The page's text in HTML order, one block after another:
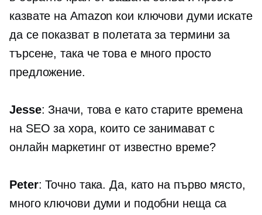
казвате на Amazon кои ключови думи искате
да се показват в полетата за термини за
търсене, така че това е много просто
предложение.
Jesse: Значи, това е като старите времена
на SEO за хора, които се занимават с
онлайн маркетинг от известно време?
Peter: Точно така. Да, като на първо място,
много ключови думи и подобни неща са